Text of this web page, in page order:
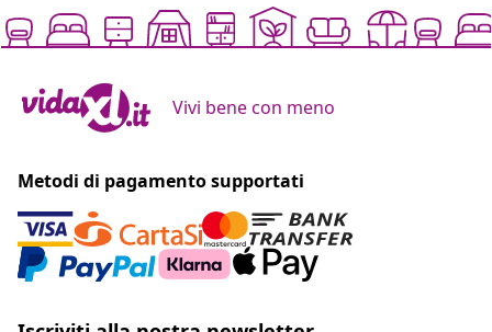
Vivi bene con meno
Metodi di pagamento supportati